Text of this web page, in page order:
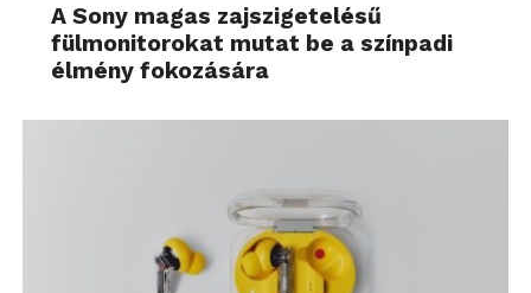
A Sony magas zajszigetelésű
fülmonitorokat mutat be a színpadi
élmény fokozására